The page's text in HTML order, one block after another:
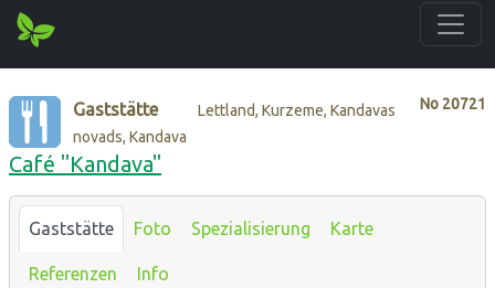
No 20721
Gaststätte
Lettland, Kurzeme, Kandavas
novads, Kandava
Café "Kandava"
Gaststätte Foto Spezialisierung Karte
Referenzen Info